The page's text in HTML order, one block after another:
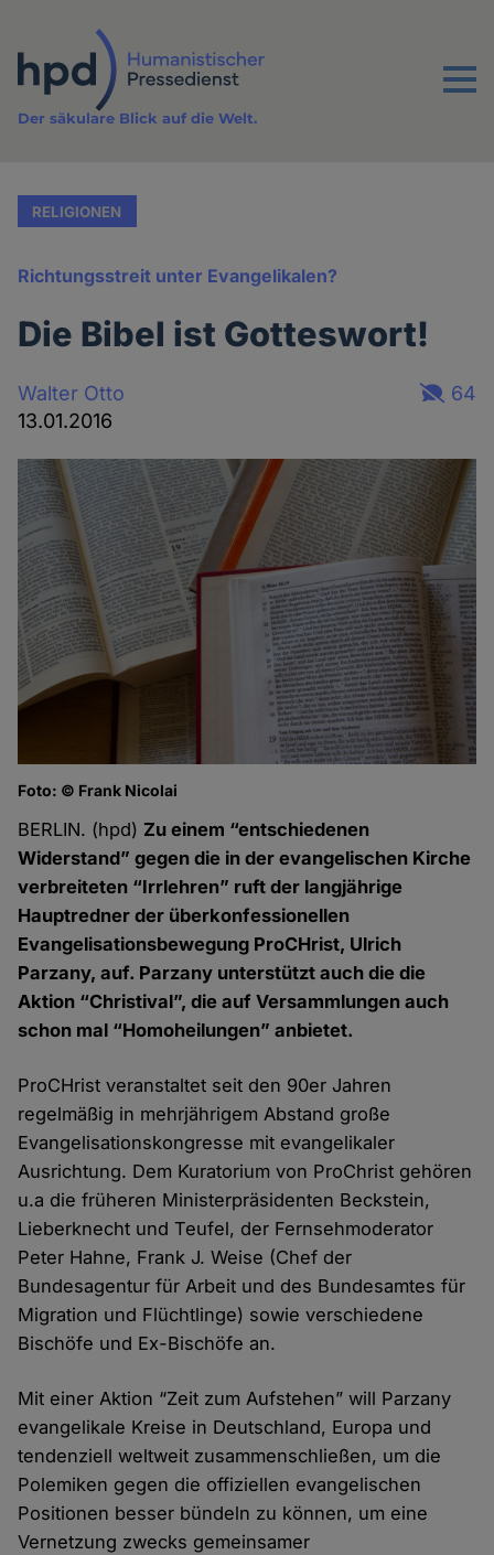
Inhalt
Menu
Der säkulare Blick auf die Welt.
RELIGIONEN
Richtungsstreit unter Evangelikalen?
Die Bibel ist Gotteswort!
Walter Otto
13.01.2016
64
Foto: © Frank Nicolai
BERLIN. (hpd) Zu einem “entschiedenen
Widerstand” gegen die in der evangelischen Kirche
verbreiteten “Irrlehren” ruft der langjährige
Hauptredner der überkonfessionellen
Evangelisationsbewegung ProCHrist, Ulrich
Parzany, auf. Parzany unterstützt auch die die
Aktion “Christival”, die auf Versammlungen auch
schon mal “Homoheilungen” anbietet.
ProCHrist veranstaltet seit den 90er Jahren
regelmäßig in mehrjährigem Abstand große
Evangelisationskongresse mit evangelikaler
Ausrichtung. Dem Kuratorium von ProChrist gehören
u.a die früheren Ministerpräsidenten Beckstein,
Lieberknecht und Teufel, der Fernsehmoderator
Peter Hahne, Frank J. Weise (Chef der
Bundesagentur für Arbeit und des Bundesamtes für
Migration und Flüchtlinge) sowie verschiedene
Bischöfe und Ex-Bischöfe an.
Mit einer Aktion “Zeit zum Aufstehen” will Parzany
evangelikale Kreise in Deutschland, Europa und
tendenziell weltweit zusammenschließen, um die
Polemiken gegen die offiziellen evangelischen
Positionen besser bündeln zu können, um eine
Vernetzung zwecks gemeinsamer